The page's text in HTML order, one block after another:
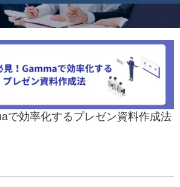
で効率化するプレゼン資料作成法